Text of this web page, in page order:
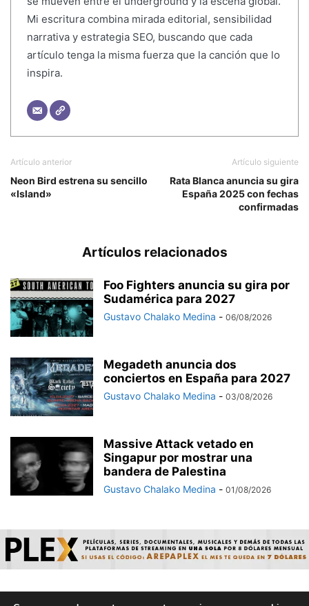
Mi escritura combina mirada editorial, sensibilidad
narrativa y estrategia SEO, buscando que cada
artículo tenga la misma fuerza que la canción que lo
inspira.
Artículo anterior
Neon Bird estrena su sencillo
«Island»
Artículo siguiente
Rata Blanca anuncia su gira
España 2025 con fechas
confirmadas
Artículos relacionados
Foo Fighters anuncia su gira por
Sudamérica para 2027
Gustavo Chalako Medina - 06/08/2026
Megadeth anuncia dos
conciertos en España para 2027
Gustavo Chalako Medina - 03/08/2026
Massive Attack vetado en
Singapur por mostrar una
bandera de Palestina
Gustavo Chalako Medina - 01/08/2026